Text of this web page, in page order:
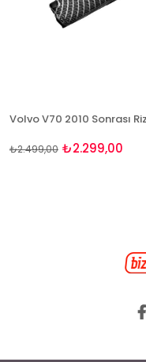
₺2.299,00
₺2.499,00